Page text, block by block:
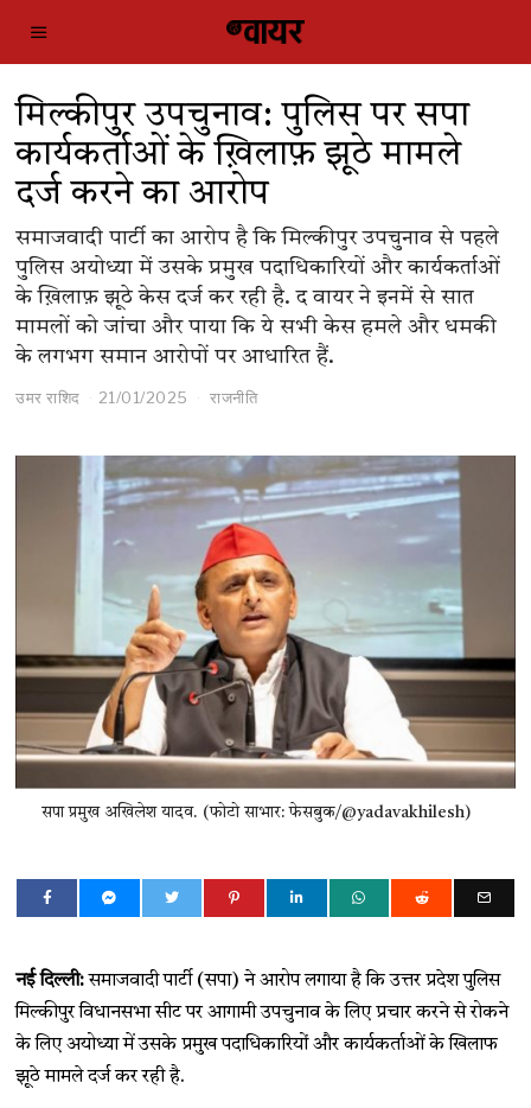
मिल्कीपुर उपचुनाव: पुलिस पर सपा
कार्यकर्ताओं के ख़िलाफ़ झूठे मामले
दर्ज करने का आरोप
समाजवादी पार्टी का आरोप है कि मिल्कीपुर उपचुनाव से पहले
पुलिस अयोध्या में उसके प्रमुख पदाधिकारियों और कार्यकर्ताओं
के ख़िलाफ़ झूठे केस दर्ज कर रही है. द वायर ने इनमें से सात
मामलों को जांचा और पाया कि ये सभी केस हमले और धमकी
के लगभग समान आरोपों पर आधारित हैं.
उमर राशिद 21/01/2025 राजनीति
सपा प्रमुख अखिलेश यादव. (फोटो साभार: फेसबुक/@yadavakhilesh)
नई दिल्ली:समाजवादी पार्टी (सपा) ने आरोप लगाया है कि उत्तर प्रदेश पुलिस
मिल्कीपुर विधानसभा सीट पर आगामी उपचुनाव के लिए प्रचार करने से रोकने
के लिए अयोध्या में उसके प्रमुख पदाधिकारियों और कार्यकर्ताओं के खिलाफ
झूठे मामले दर्ज कर रही है.